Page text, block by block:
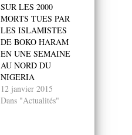
SUR LES 2000
MORTS TUES PAR
LES ISLAMISTES
DE BOKO HARAM
EN UNE SEMAINE
AU NORD DU
NIGERIA
12 janvier 2015
Dans "Actualités"